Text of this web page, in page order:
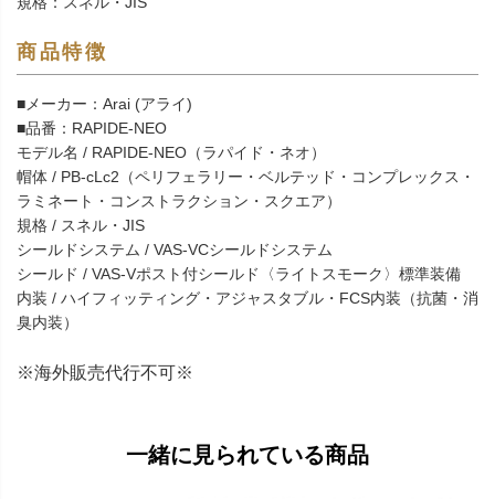
商品特徴
■メーカー：Arai (アライ)
■品番：RAPIDE-NEO
モデル名 / RAPIDE-NEO（ラパイド・ネオ）
帽体 / PB-cLc2（ペリフェラリー・ベルテッド・コンプレックス・
ラミネート・コンストラクション・スクエア）
規格 / スネル・JIS
シールドシステム / VAS-VCシールドシステム
シールド / VAS-Vポスト付シールド〈ライトスモーク〉標準装備
内装 / ハイフィッティング・アジャスタブル・FCS内装（抗菌・消
臭内装）
※海外販売代行不可※
一緒に見られている商品